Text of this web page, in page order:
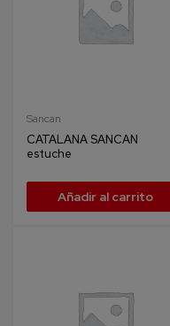
Sancan
CATALANA SANCAN
estuche
Añadir al carrito